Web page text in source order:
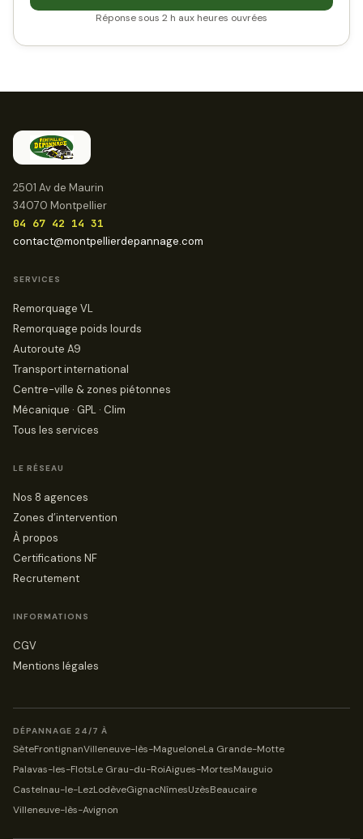
Réponse sous 2 h aux heures ouvrées
2501 Av de Maurin
34070 Montpellier
04 67 42 14 31
contact@montpellierdepannage.com
SERVICES
Remorquage VL
Remorquage poids lourds
Autoroute A9
Transport international
Centre-ville & zones piétonnes
Mécanique · GPL · Clim
Tous les services
LE RÉSEAU
Nos 8 agences
Zones d’intervention
À propos
Certifications NF
Recrutement
INFORMATIONS
CGV
Mentions légales
DÉPANNAGE 24/7 À
SèteFrontignanVilleneuve-lès-MagueloneLa Grande-Motte
Palavas-les-FlotsLe Grau-du-RoiAigues-MortesMauguio
Castelnau-le-LezLodèveGignacNîmesUzèsBeaucaire
Villeneuve-lès-Avignon